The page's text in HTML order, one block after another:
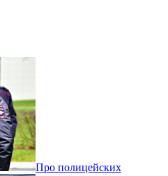
Про полицейских